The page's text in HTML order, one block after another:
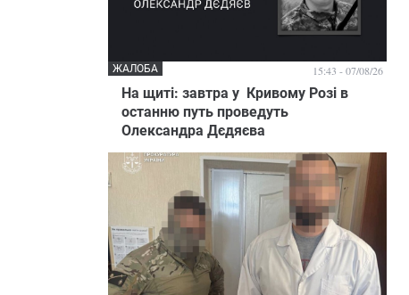
На щиті: завтра у Кривому Розі в
останню путь проведуть
Олександра Дєдяєва
ЖАЛОБА 15:43 - 07/08/26